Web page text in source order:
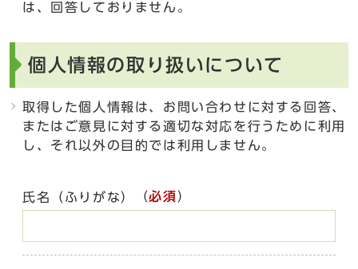
は、回答しておりません。
個人情報の取り扱いについて
取得した個人情報は、お問い合わせに対する回答、
またはご意見に対する適切な対応を行うために利用
し、それ以外の目的では利用しません。
氏名（ふりがな） （必須）